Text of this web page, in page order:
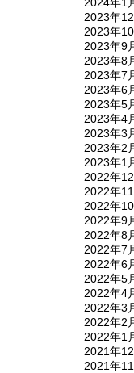
2023年
2023年
2023年9
2023年8
2023年7
2023年6
2023年5
2023年4
2023年3
2023年2
2023年1
2022年
2022年
2022年
2022年9
2022年8
2022年7
2022年6
2022年5
2022年4
2022年3
2022年2
2022年1
2021年
2021年